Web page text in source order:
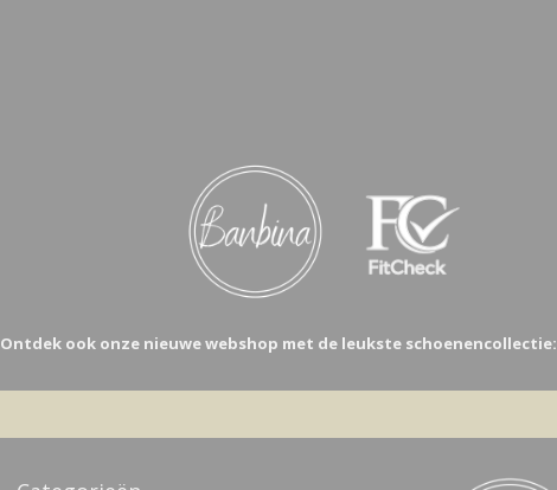
Ontdek ook onze nieuwe webshop met de leukste schoenencollectie: